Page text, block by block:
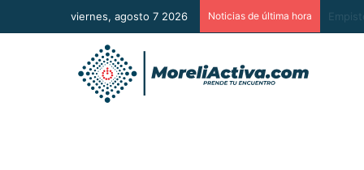
viernes, agosto 7 2026 Noticias de última hora